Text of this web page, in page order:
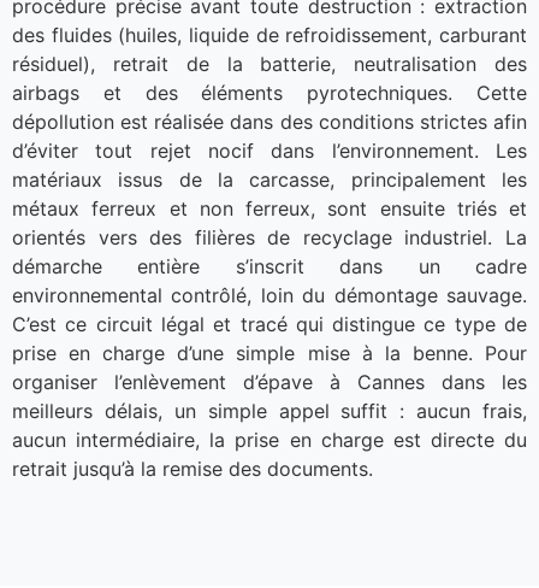
procédure précise avant toute destruction : extraction
des fluides (huiles, liquide de refroidissement, carburant
résiduel), retrait de la batterie, neutralisation des
airbags et des éléments pyrotechniques. Cette
dépollution est réalisée dans des conditions strictes afin
d’éviter tout rejet nocif dans l’environnement. Les
matériaux issus de la carcasse, principalement les
métaux ferreux et non ferreux, sont ensuite triés et
orientés vers des filières de recyclage industriel. La
démarche entière s’inscrit dans un cadre
environnemental contrôlé, loin du démontage sauvage.
C’est ce circuit légal et tracé qui distingue ce type de
prise en charge d’une simple mise à la benne. Pour
organiser l’enlèvement d’épave à Cannes dans les
meilleurs délais, un simple appel suffit : aucun frais,
aucun intermédiaire, la prise en charge est directe du
retrait jusqu’à la remise des documents.